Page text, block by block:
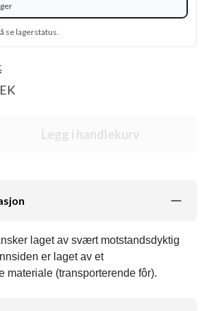
se lagerstatus.
Legg i handlekurv
laget av svært motstandsdyktig
er laget av et
materiale (transporterende fôr).